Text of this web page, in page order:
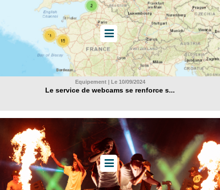
Equipement | Le 10/09/2024
Le service de webcams se renforce s...